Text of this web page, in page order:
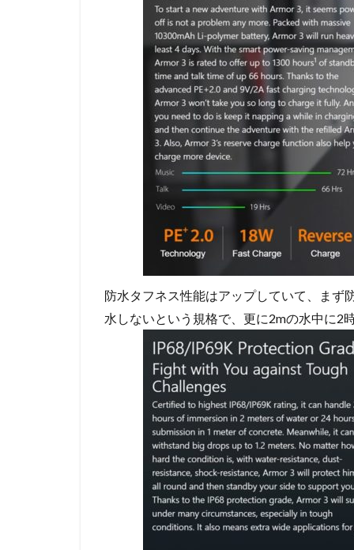
防水タフネス性能はアップしていて、まず
水しないという規格で、更に2mの水中に2